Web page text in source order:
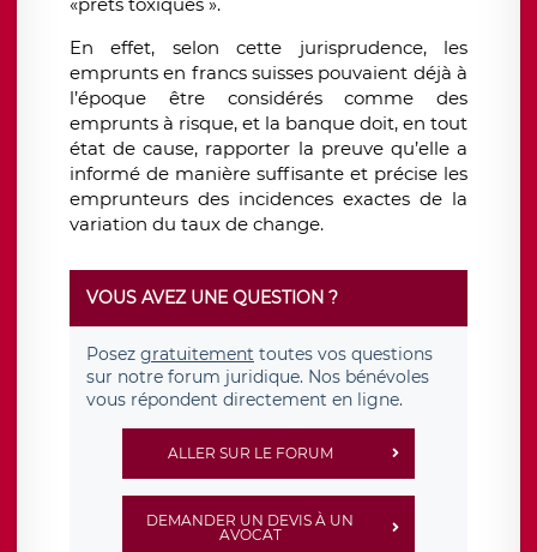
En effet, selon cette jurisprudence, les
emprunts en francs suisses pouvaient déjà à
l’époque être considérés comme des
emprunts à risque, et la banque doit, en tout
état de cause, rapporter la preuve qu’elle a
informé de manière suffisante et précise les
emprunteurs des incidences exactes de la
variation du taux de change.
VOUS AVEZ UNE QUESTION ?
Posez gratuitement toutes vos questions
sur notre forum juridique. Nos bénévoles
vous répondent directement en ligne.
ALLER SUR LE FORUM
DEMANDER UN DEVIS À UN
AVOCAT